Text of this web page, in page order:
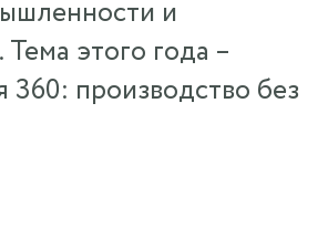
и
этого года –
производство без